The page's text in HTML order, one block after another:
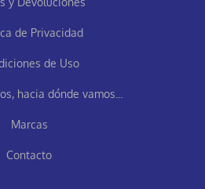
de Privacidad
de Uso
hacia dónde vamos...
Marcas
Contacto